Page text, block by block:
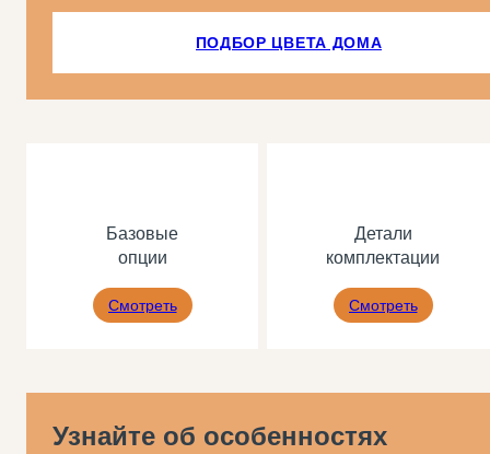
ПОДБОР ЦВЕТА ДОМА
Базовые
опции
Смотреть
Детали
комплектации
Смотреть
Узнайте об особенностях